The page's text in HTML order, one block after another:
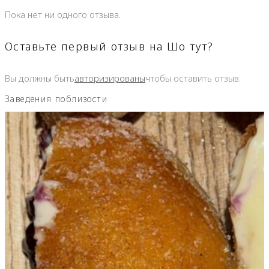
Пока нет ни одного отзыва.
Оставьте первый отзыв на Шо тут?
Вы должны бытьавторизированычтобы оставить отзыв.
Заведения поблизости